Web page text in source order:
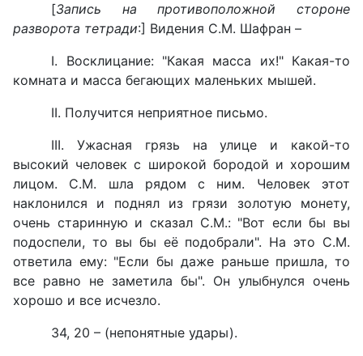
[Запись на противоположной стороне
разворота тетради:] Видения С.М. Шафран –
I. Восклицание: "Какая масса их!" Какая-то
комната и масса бегающих маленьких мышей.
II. Получится неприятное письмо.
III. Ужасная грязь на улице и какой-то
высокий человек с широкой бородой и хорошим
лицом. С.М. шла рядом с ним. Человек этот
наклонился и поднял из грязи золотую монету,
очень старинную и сказал С.М.: "Вот если бы вы
подоспели, то вы бы её подобрали". На это С.М.
ответила ему: "Если бы даже раньше пришла, то
все равно не заметила бы". Он улыбнулся очень
хорошо и все исчезло.
34, 20 – (непонятные удары).